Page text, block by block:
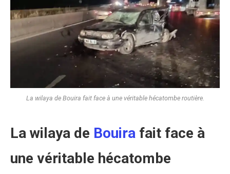
La wilaya de Bouira fait face à une véritable hécatombe routière.
La wilaya de Bouira fait face à
une véritable hécatombe